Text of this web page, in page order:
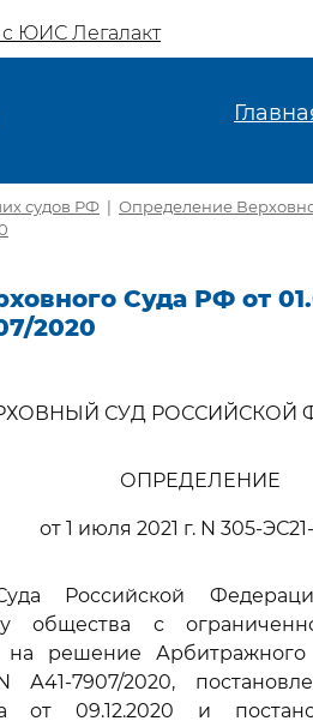
с ЮИС Легалакт
судов РФ | Определение
Суда РФ от
2020
СУД РОССИЙСКОЙ
ОПРЕДЕЛЕНИЕ
от 1 июля 2021 г. N 305-
Российской
общества с
на решение
А41-7907/2020,
от 09.12.2020 и